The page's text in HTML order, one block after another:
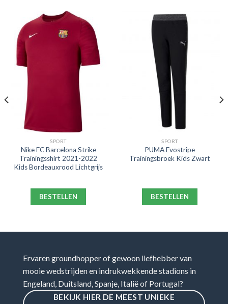
SPORT
Nike FC Barcelona Strike
Trainingsshirt 2021-2022
Kids Bordeauxrood Lichtgrijs
BESTELLEN
SPORT
PUMA Evostripe
Trainingsbroek Kids Zwart
BESTELLEN
Ervaren groundhopper of gewoon liefhebber van
mooie wedstrijden en indrukwekkende stadions in
Engeland, Duitsland, Spanje, Italië of Portugal?
BEKIJK HIER DE MEEST UNIEKE